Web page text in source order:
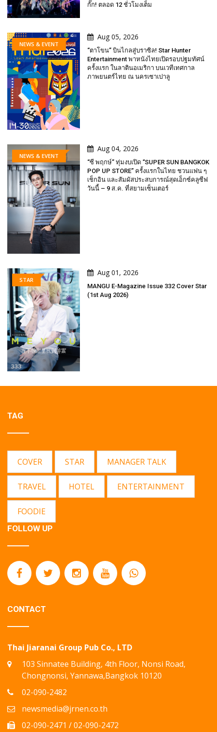
กั๊ก! ตลอด 12 ชั่วโมงเต็ม
NEWS & EVENT
Aug 05, 2026
“ตาโขน” บินไกลสู่บราซิล! Star Hunter
Entertainment พาหนังไทยเปิดรอบปฐมทัศน์
ครั้งแรก ในลาตินอเมริกา บนเวทีเทศกาล
ภาพยนตร์ไทย ณ นครเซาเปาลู
NEWS & EVENT
Aug 04, 2026
“ซี พฤกษ์” ทุ่มงบเปิด “SUPER SUN BANGKOK
POP UP STORE” ครั้งแรกในไทย ชวนแฟน ๆ
เช็กอิน และสัมผัสประสบการณ์สุดเอ็กซ์คลูซีฟ
วันนี้ – 9 ส.ค. ที่สยามเซ็นเตอร์
STAR
Aug 01, 2026
MANGU E-Magazine Issue 332 Cover Star
(1st Aug 2026)
TAG
COVER STAR MANAGER TALK
TRAVEL HOTEL ENTERTAINMENT
FOODIE
FOLLOW UP
CONTACT
Thai Jiaranai Group Pub Co., LTD
103 Sinnatee Building, 4th Floor, Nonsi Road,
Chongnonsi, Yannawa,Bangkok 10120
02-090-2482
newsmedia@jrnen.co.th
02-090-2471 / 02-090-2472